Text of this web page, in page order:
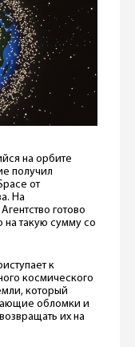
на орбите
получил
от
На
готово
на такую сумму со
к
космического
который
обломки и
их на